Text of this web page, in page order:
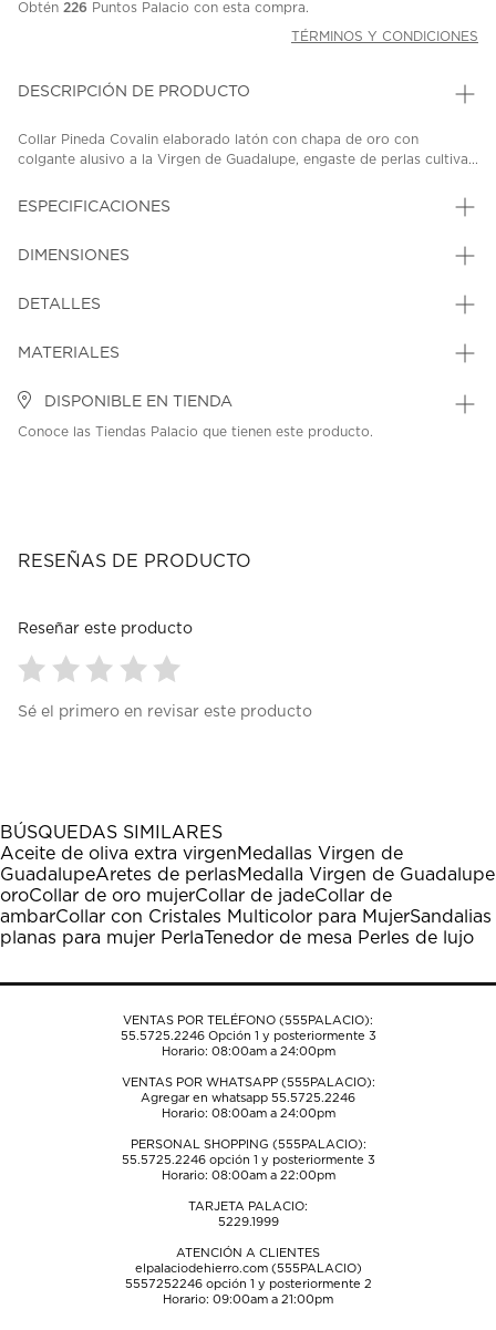
Obtén 226 Puntos Palacio con esta compra.
TÉRMINOS Y CONDICIONES
DESCRIPCIÓN DE PRODUCTO
Collar Pineda Covalin elaborado latón con chapa de oro con
colgante alusivo a la Virgen de Guadalupe, engaste de perlas cultiva...
ESPECIFICACIONES
DIMENSIONES
DETALLES
MATERIALES
DISPONIBLE EN TIENDA
Conoce las Tiendas Palacio que tienen este producto.
RESEÑAS DE PRODUCTO
Reseñar este producto
para
1
estrella
Esta
acción
abrirá
el
formulario
envío.
para
estrellas.
Esta
acción
abrirá
el
formulario
envío.
para
estrellas.
Esta
acción
abrirá
el
formulario
envío.
para
estrellas.
Esta
acción
abrirá
el
formulario
envío.
para
estrellas.
Esta
acción
abrirá
el
formulario
envío.
Sé el primero en revisar este producto
BÚSQUEDAS SIMILARES
Aceite de oliva extra virgenMedallas Virgen de
GuadalupeAretes de perlasMedalla Virgen de Guadalupe
oroCollar de oro mujerCollar de jadeCollar de
ambarCollar con Cristales Multicolor para MujerSandalias
planas para mujer PerlaTenedor de mesa Perles de lujo
VENTAS POR TELÉFONO (555PALACIO):
55.5725.2246Opción 1 y posteriormente 3
Horario: 08:00am a 24:00pm
VENTAS POR WHATSAPP (555PALACIO):
Agregar en whatsapp 55.5725.2246
Horario: 08:00am a 24:00pm
PERSONAL SHOPPING (555PALACIO):
55.5725.2246opción 1 y posteriormente 3
Horario: 08:00am a 22:00pm
TARJETA PALACIO:
5229.1999
ATENCIÓN A CLIENTES
elpalaciodehierro.com (555PALACIO)
5557252246opción 1 y posteriormente 2
Horario: 09:00am a 21:00pm